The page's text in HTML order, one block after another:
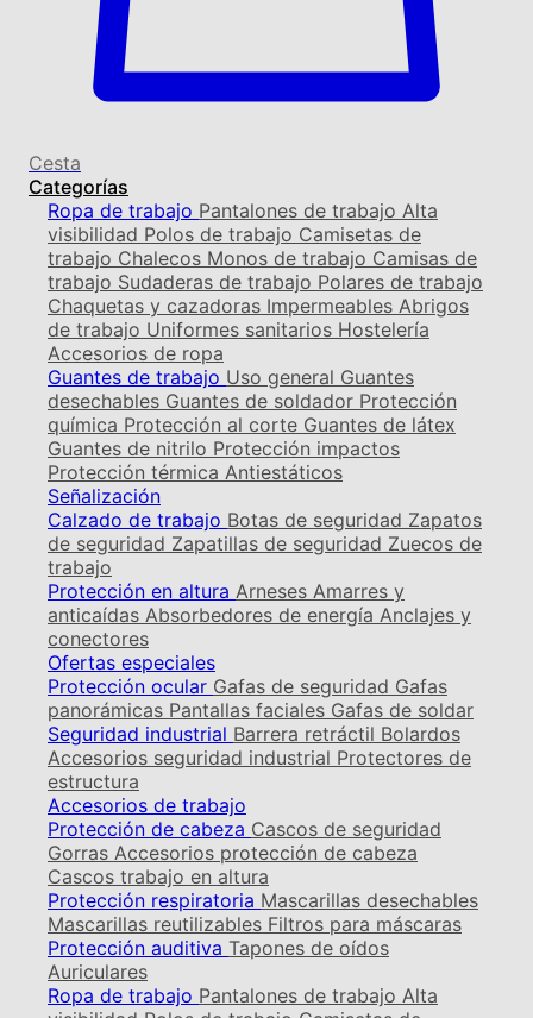
Cesta
Categorías
Ropa de trabajo Pantalones de trabajo Alta
visibilidad Polos de trabajo Camisetas de
trabajo Chalecos Monos de trabajo Camisas de
trabajo Sudaderas de trabajo Polares de trabajo
Chaquetas y cazadoras Impermeables Abrigos
de trabajo Uniformes sanitarios Hostelería
Accesorios de ropa
Guantes de trabajo Uso general Guantes
desechables Guantes de soldador Protección
química Protección al corte Guantes de látex
Guantes de nitrilo Protección impactos
Protección térmica Antiestáticos
Señalización
Calzado de trabajo Botas de seguridad Zapatos
de seguridad Zapatillas de seguridad Zuecos de
trabajo
Protección en altura Arneses Amarres y
anticaídas Absorbedores de energía Anclajes y
conectores
Ofertas especiales
Protección ocular Gafas de seguridad Gafas
panorámicas Pantallas faciales Gafas de soldar
Seguridad industrial Barrera retráctil Bolardos
Accesorios seguridad industrial Protectores de
estructura
Accesorios de trabajo
Protección de cabeza Cascos de seguridad
Gorras Accesorios protección de cabeza
Cascos trabajo en altura
Protección respiratoria Mascarillas desechables
Mascarillas reutilizables Filtros para máscaras
Protección auditiva Tapones de oídos
Auriculares
Ropa de trabajo Pantalones de trabajo Alta